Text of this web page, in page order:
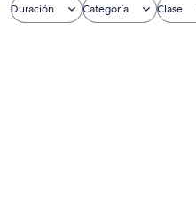
Duración Categoría Clase